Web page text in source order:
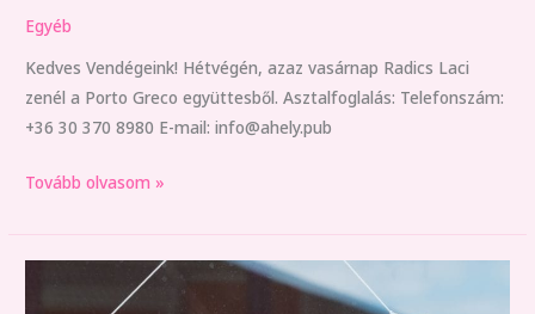
Egyéb
Kedves Vendégeink! Hétvégén, azaz vasárnap Radics Laci
zenél a Porto Greco együttesből. Asztalfoglalás: Telefonszám:
+36 30 370 8980 E-mail: info@ahely.pub
Tovább olvasom »